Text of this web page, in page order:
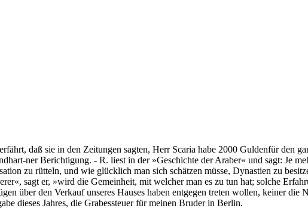
daß sie in den Zeitungen sagten, Herr Scaria habe 2000 Guldenfür den
ner Berichtigung. - R. liest in der »Geschichte der Araber« und sagt: Je
zu rütteln, und wie glücklich man sich schätzen müsse, Dynastien zu
sagt er, »wird die Gemeinheit, mit welcher man es zu tun hat; solche
über den Verkauf unseres Hauses haben entgegen treten wollen, keiner
dieses Jahres, die Grabessteuer für meinen Bruder in Berlin.